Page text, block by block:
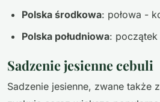
Polska środkowa: połowa -
Polska południowa: początek
Sadzenie jesienne cebuli
Sadzenie jesienne, zwane także